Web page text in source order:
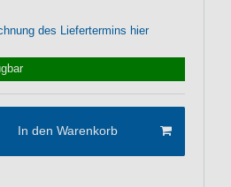
des Liefertermins hier
In den Warenkorb